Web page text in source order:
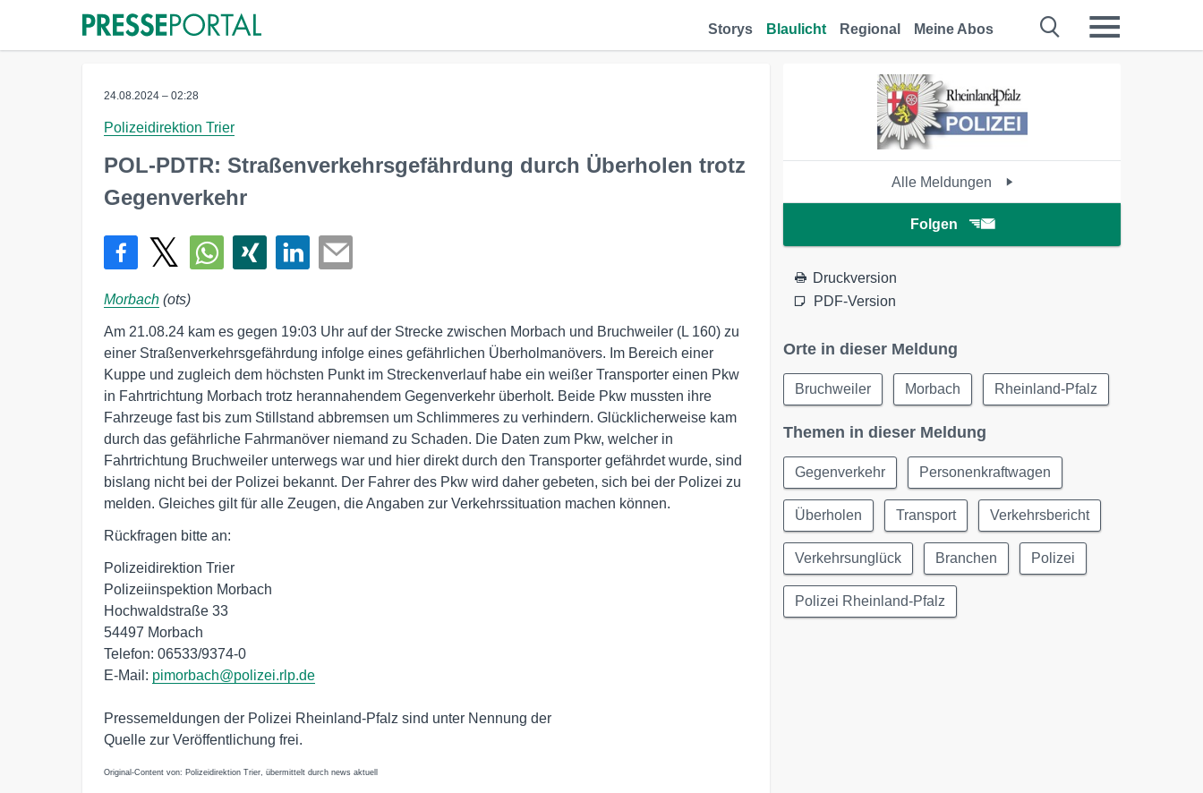
Storys Blaulicht Regional Meine Abos
24.08.2024 – 02:28
Polizeidirektion Trier
POL-PDTR: Straßenverkehrsgefährdung durch Überholen trotz
Gegenverkehr
Morbach (ots)
Am 21.08.24 kam es gegen 19:03 Uhr auf der Strecke zwischen Morbach und Bruchweiler (L 160) zu
einer Straßenverkehrsgefährdung infolge eines gefährlichen Überholmanövers. Im Bereich einer
Kuppe und zugleich dem höchsten Punkt im Streckenverlauf habe ein weißer Transporter einen Pkw
in Fahrtrichtung Morbach trotz herannahendem Gegenverkehr überholt. Beide Pkw mussten ihre
Fahrzeuge fast bis zum Stillstand abbremsen um Schlimmeres zu verhindern. Glücklicherweise kam
durch das gefährliche Fahrmanöver niemand zu Schaden. Die Daten zum Pkw, welcher in
Fahrtrichtung Bruchweiler unterwegs war und hier direkt durch den Transporter gefährdet wurde, sind
bislang nicht bei der Polizei bekannt. Der Fahrer des Pkw wird daher gebeten, sich bei der Polizei zu
melden. Gleiches gilt für alle Zeugen, die Angaben zur Verkehrssituation machen können.
Rückfragen bitte an:
Polizeidirektion Trier
Polizeiinspektion Morbach
Hochwaldstraße 33
54497 Morbach
Telefon: 06533/9374-0
E-Mail: pimorbach@polizei.rlp.de
Pressemeldungen der Polizei Rheinland-Pfalz sind unter Nennung der
Quelle zur Veröffentlichung frei.
Original-Content von: Polizeidirektion Trier, übermittelt durch news aktuell
Alle Meldungen
Folgen
Druckversion
PDF-Version
Orte in dieser Meldung
Bruchweiler Morbach Rheinland-Pfalz
Themen in dieser Meldung
Gegenverkehr Personenkraftwagen
Überholen Transport Verkehrsbericht
Verkehrsunglück Branchen Polizei
Polizei Rheinland-Pfalz